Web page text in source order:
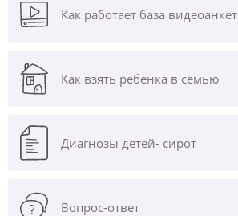
Как работает база видеоанкет
Как взять ребенка в семью
Диагнозы детей- сирот
Вопрос-ответ